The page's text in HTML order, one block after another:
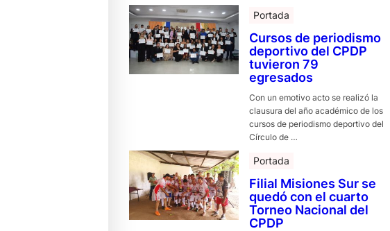
Portada
Cursos de periodismo
deportivo del CPDP
tuvieron 79
egresados
Con un emotivo acto se realizó la
clausura del año académico de los
cursos de periodismo deportivo del
Círculo de …
Portada
Filial Misiones Sur se
quedó con el cuarto
Torneo Nacional del
CPDP